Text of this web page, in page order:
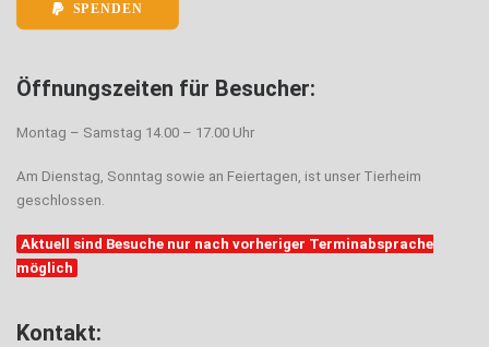
SPENDEN
Öffnungszeiten für Besucher:
Montag – Samstag 14.00 – 17.00 Uhr
Am Dienstag, Sonntag sowie an Feiertagen, ist unser Tierheim
geschlossen.
Aktuell sind Besuche nur nach vorheriger Terminabsprache
möglich
Kontakt: